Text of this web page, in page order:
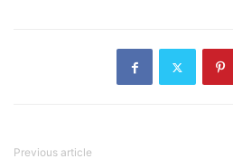
Previous article